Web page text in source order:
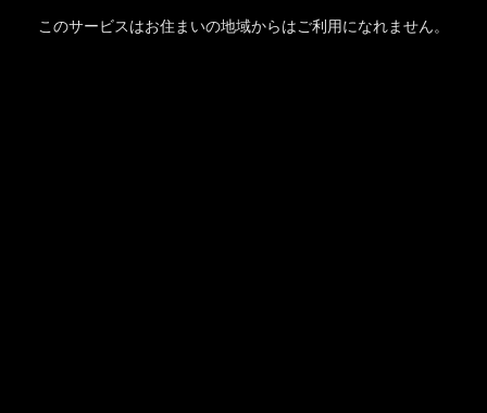
このサービスはお住まいの地域からはご利用になれません。